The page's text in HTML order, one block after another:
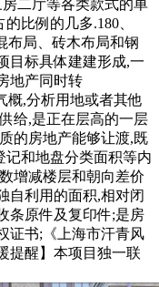
二厅等各类款式的单
比例的几多.180、
布局、砖木布局和钢
目标具体建建形成,一
地产同时转
概,分析用地或者其他
给,是正在层高的一层
的房地产能够让渡,既
记和地盘分类面积等内
增减楼层和朝向差价
自利用的面积,相对闭
条原件及复印件;是房
证书;《上海市汗青风
提醒】本项目独一联